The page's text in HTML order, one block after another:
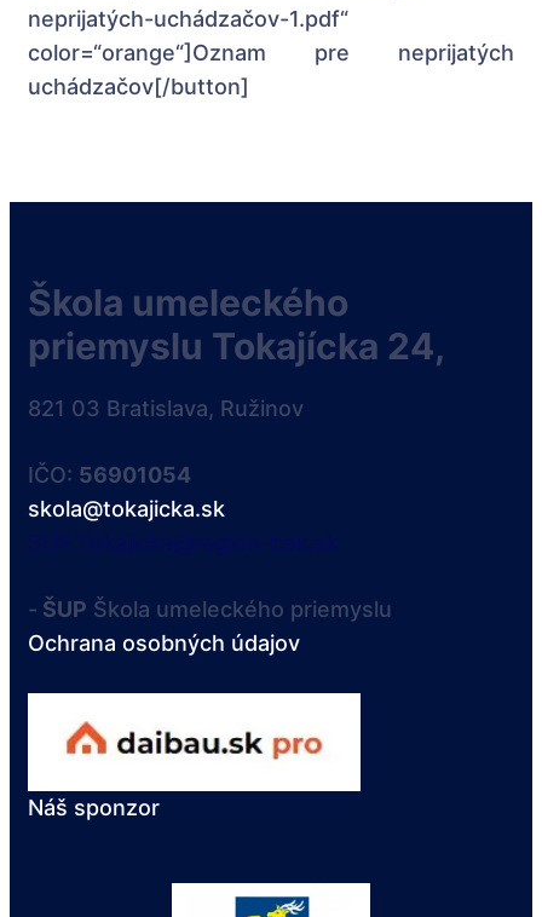
neprijatých-uchádzačov-1.pdf“
color=“orange“]Oznam pre neprijatých
uchádzačov[/button]
Škola umeleckého
priemyslu Tokajícka 24,
821 03 Bratislava, Ružinov
IČO: 56901054
skola@tokajicka.sk
SUP.Tokajicka@region-bsk.sk
- ŠUP Škola umeleckého priemyslu
Ochrana osobných údajov
Náš sponzor